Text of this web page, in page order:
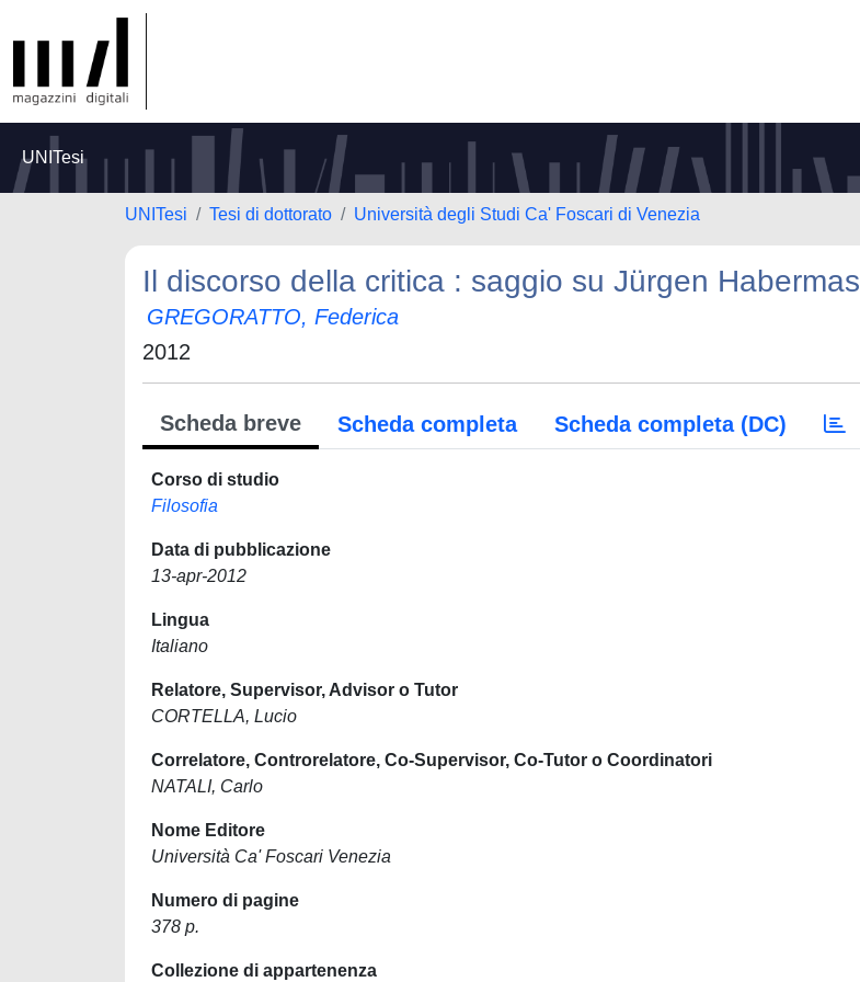
UNITesi
UNITesi Tesi di dottorato Università degli Studi Ca' Foscari di Venezia
Il discorso della critica : saggio su Jürgen Habermas
GREGORATTO, Federica
2012
Scheda breve Scheda completa Scheda completa (DC)
Corso di studio
Filosofia
Data di pubblicazione
13-apr-2012
Lingua
Italiano
Relatore, Supervisor, Advisor o Tutor
CORTELLA, Lucio
Correlatore, Controrelatore, Co-Supervisor, Co-Tutor o Coordinatori
NATALI, Carlo
Nome Editore
Università Ca' Foscari Venezia
Numero di pagine
378 p.
Collezione di appartenenza